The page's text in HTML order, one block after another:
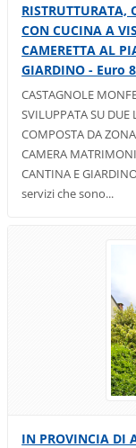
RISTRUTTURATA,
CON CUCINA A
CAMERETTA AL
GIARDINO - Euro
CASTAGNOLE
SVILUPPATA SU DUE
COMPOSTA DA
CAMERA
CANTINA E
servizi che sono...
IN PROVINCIA DI